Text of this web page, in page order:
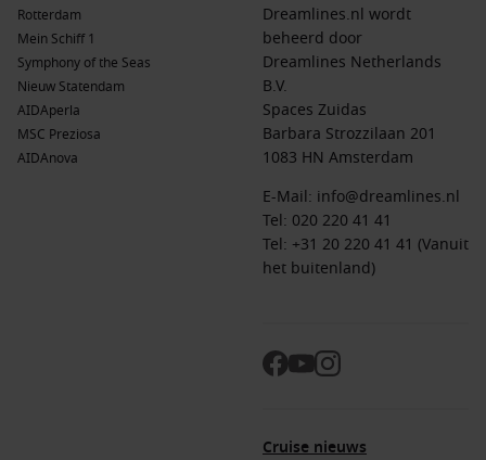
Topbestemmingen & veelgestelde vragen over
cruises in mei
Zon en cultuur
– Perfect in mei: aangenaam weer en
– Historische steden en
charmante kustplaatsen in één cruise.
– Ontdek cultuur, eilanden en
ideaal voor wandelingen en excursies.
Rotterdam
Mein Schiff 1
Symphony of the Seas
Nieuw Statendam
AIDAperla
MSC Preziosa
AIDAnova
Dreamlines.nl wordt
beheerd door
Dreamlines Netherlands
B.V.
Spaces Zuidas
Barbara Strozzilaan 201
1083 HN Amsterdam
E-Mail: info@dreamlines.nl
Tel: 020 220 41 41
Tel: +31 20 220 41 41 (Vanuit
het buitenland)
Cruise nieuws